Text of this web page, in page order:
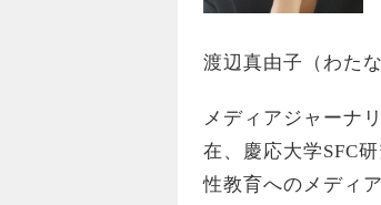
渡辺真由子（わた
メディアジャーナ
在、慶応大学SFC
性教育へのメディ